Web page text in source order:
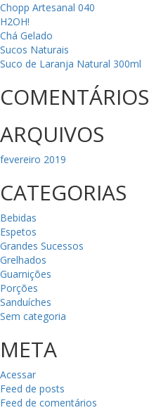
Chopp Artesanal 040
H2OH!
Chá Gelado
Sucos Naturais
Suco de Laranja Natural 300ml
COMENTÁRIOS
ARQUIVOS
fevereiro 2019
CATEGORIAS
Bebidas
Espetos
Grandes Sucessos
Grelhados
Guarnições
Porções
Sanduíches
Sem categoria
META
Acessar
Feed de posts
Feed de comentários